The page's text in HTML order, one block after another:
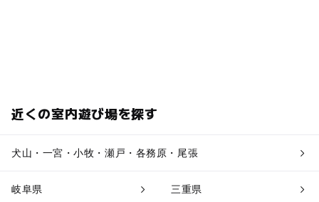
近くの室内遊び場を探す
犬山・一宮・小牧・瀬戸・各務原・尾張
岐阜県 三重県